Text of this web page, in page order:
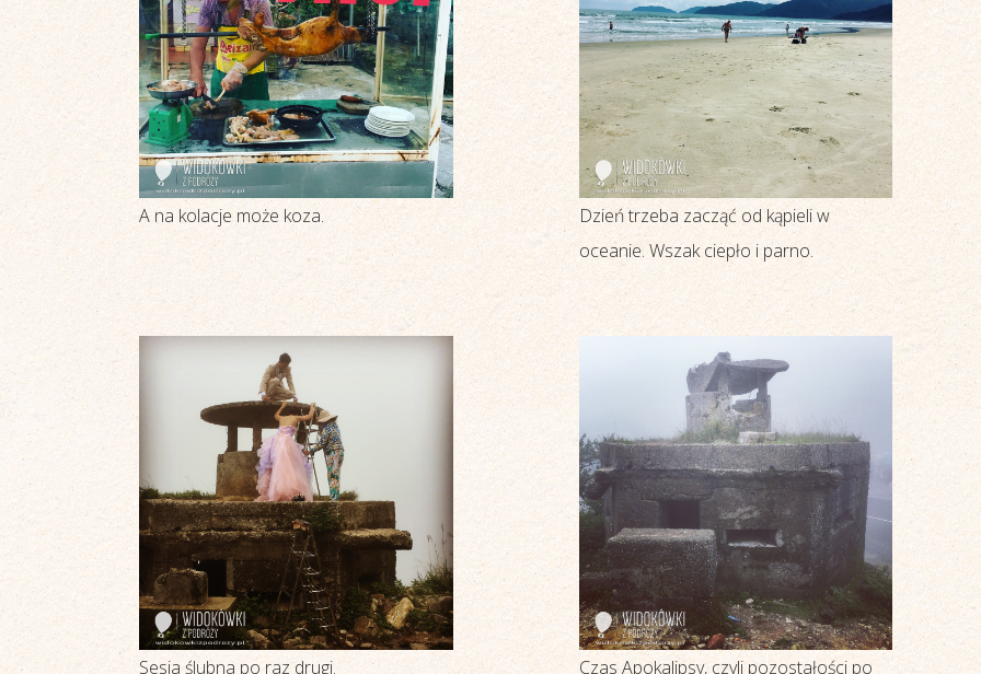
A na kolacje może koza.
Dzień trzeba zacząć od kąpieli w
oceanie. Wszak ciepło i parno.
Sesja ślubna po raz drugi. Czas Apokalipsy, czyli pozostałości po